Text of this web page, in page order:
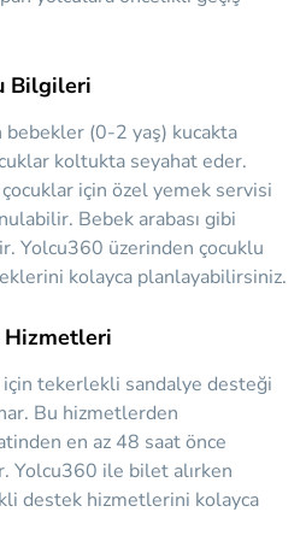
Bilgileri
(0-2 yaş) kucakta
koltukta seyahat eder.
için özel yemek servisi
Bebek arabası gibi
Yolcu360 üzerinden çocuklu
kolayca planlayabilirsiniz.
Hizmetleri
tekerlekli sandalye desteği
Bu hizmetlerden
en az 48 saat önce
Yolcu360 ile bilet alırken
destek hizmetlerini kolayca